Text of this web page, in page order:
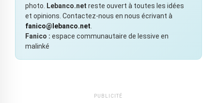
photo.
Lebanco.net reste ouvert à toutes les idées
et opinions. Contactez-nous en nous écrivant à
fanico@lebanco.net
Fanico : espace communautaire de lessive en
malinké
PUBLICITÉ